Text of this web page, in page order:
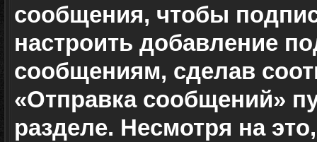
сообщения, чтобы
настроить добавление
сообщениям, сделав
«Отправка сообщений»
разделе. Несмотря на